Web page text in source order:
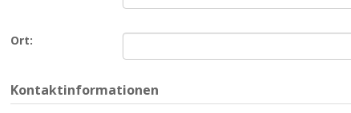
Ort:
Kontaktinformationen